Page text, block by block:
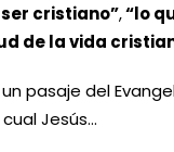
cristiano”,“lo
de la vida
pasaje del
Jesús…